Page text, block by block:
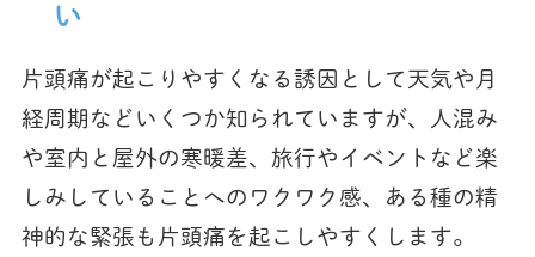
い
片頭痛が起こりやすくなる誘因として天気や月
経周期などいくつか知られていますが、人混み
や室内と屋外の寒暖差、旅行やイベントなど楽
しみしていることへのワクワク感、ある種の精
神的な緊張も片頭痛を起こしやすくします。